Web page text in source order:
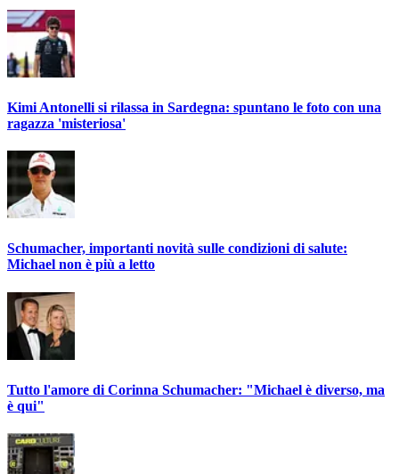
Kimi Antonelli si rilassa in Sardegna: spuntano le foto con una
ragazza 'misteriosa'
Schumacher, importanti novità sulle condizioni di salute:
Michael non è più a letto
Tutto l'amore di Corinna Schumacher: "Michael è diverso, ma
è qui"